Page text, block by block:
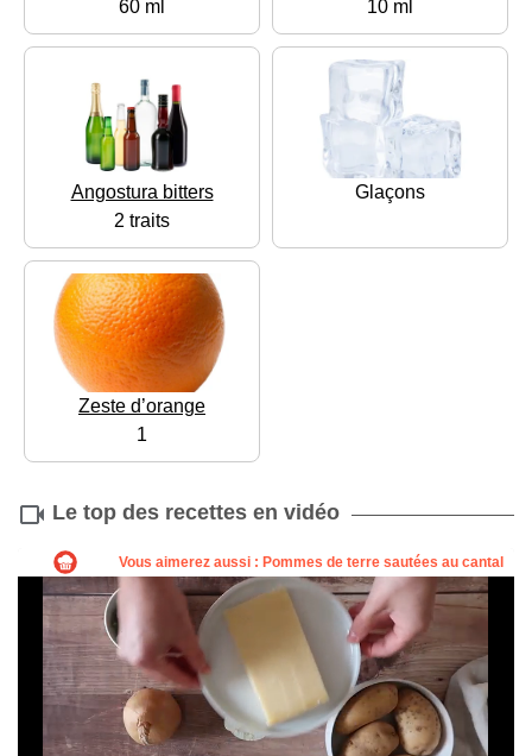
60 ml
10 ml
Angostura bitters
2 traits
Glaçons
Zeste d’orange
1
Le top des recettes en vidéo